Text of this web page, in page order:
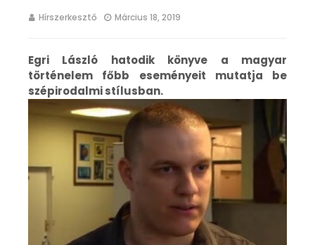
Hírszerkesztő Március 18, 2019
Egri László hatodik könyve a magyar
történelem főbb eseményeit mutatja be
szépirodalmi stílusban.